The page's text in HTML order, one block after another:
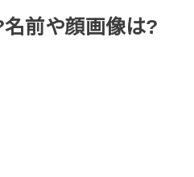
名前や顔画像は?